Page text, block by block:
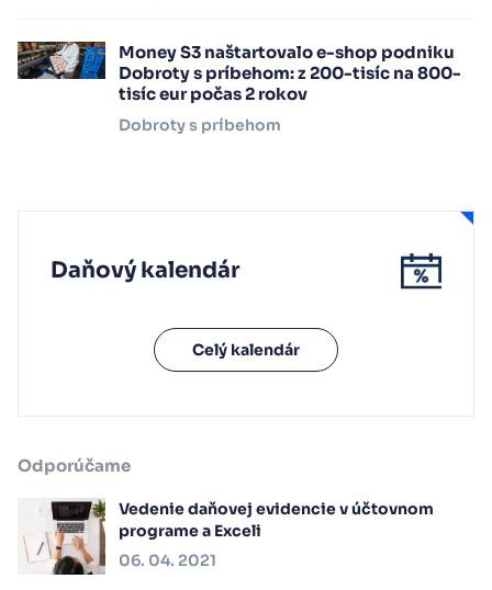
Money S3 naštartovalo e-shop podniku
Dobroty s príbehom: z 200-tisíc na 800-
tisíc eur počas 2 rokov
Dobroty s príbehom
Daňový kalendár
Celý kalendár
Odporúčame
Vedenie daňovej evidencie v účtovnom
programe a Exceli
06. 04. 2021